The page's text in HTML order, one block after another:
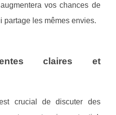
vos chances de
partage les mêmes envies.
claires et
crucial de discuter des